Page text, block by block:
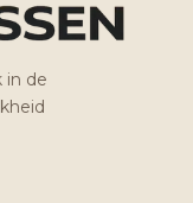
in de